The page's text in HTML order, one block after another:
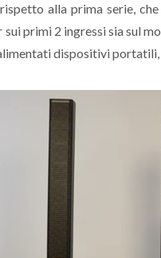
rispetto alla prima serie,
primi 2 ingressi sia sul
dispositivi